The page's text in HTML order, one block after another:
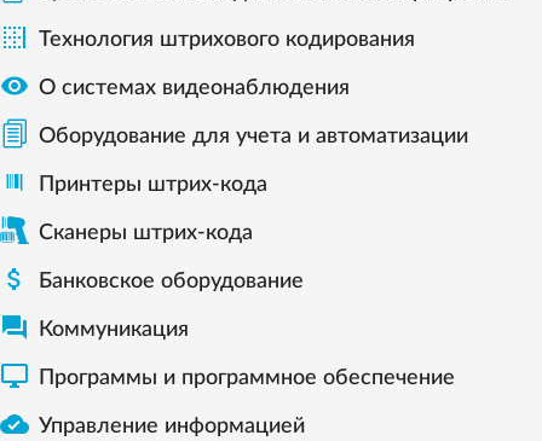
 Технология штрихового кодирования
 О системах видеонаблюдения
Оборудование для учета и автоматизации
Принтеры штрих-кода
Сканеры штрих-кода
 Банковское оборудование
 Коммуникация
 Программы и программное обеспечение
 Управление информацией